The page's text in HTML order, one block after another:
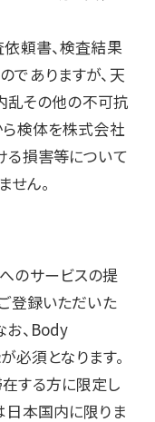
依頼書、検査結果
でありますが、天
乱その他の不可抗
ら検体を株式会社
る損害等について
ん。
のサービスの提
登録いただいた
お、Body
須となります。
する方に限定し
日本国内に限りま